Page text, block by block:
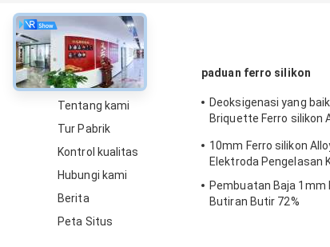
Tentang
Tentang kami
Tur Pabrik
Kontrol kualitas
Hubungi kami
Berita
Peta Situs
paduan ferro silikon
Deoksigenasi yang
Briquette Ferro silikon
10mm Ferro silikon
Elektroda Pengelasan
Pembuatan Baja 1mm
Butiran Butir 72%